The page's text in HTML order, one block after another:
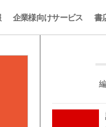
企業様向けサービス 書